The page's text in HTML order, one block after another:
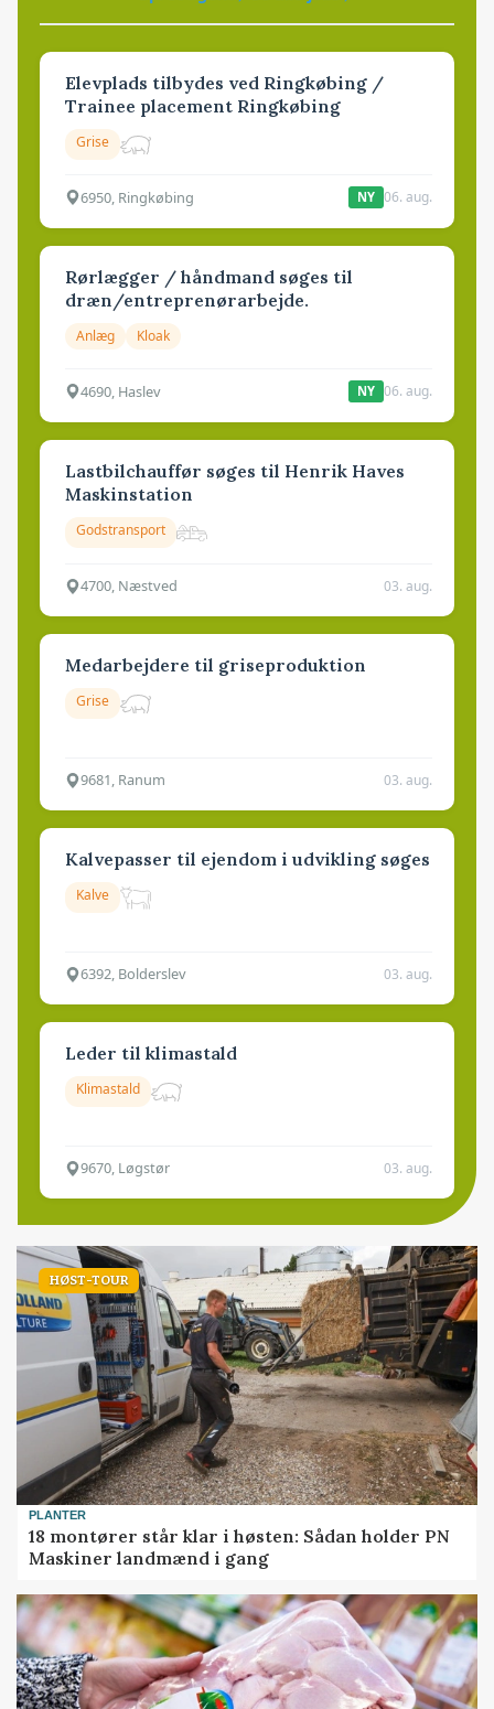
Elevplads tilbydes ved Ringkøbing /
Trainee placement Ringkøbing
Grise
6950, Ringkøbing NY 06. aug.
Rørlægger / håndmand søges til
dræn/entreprenørarbejde.
Anlæg Kloak
4690, Haslev NY 06. aug.
Lastbilchauffør søges til Henrik Haves
Maskinstation
Godstransport
4700, Næstved 03. aug.
Medarbejdere til griseproduktion
Grise
9681, Ranum 03. aug.
Kalvepasser til ejendom i udvikling søges
Kalve
6392, Bolderslev 03. aug.
Leder til klimastald
Klimastald
9670, Løgstør 03. aug.
HØST-TOUR
PLANTER
18 montører står klar i høsten: Sådan holder PN
Maskiner landmænd i gang